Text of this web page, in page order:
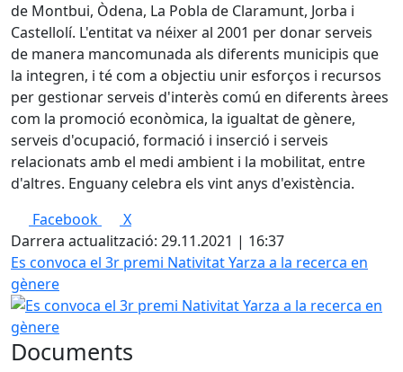
de Montbui, Òdena, La Pobla de Claramunt, Jorba i
Castellolí. L'entitat va néixer al 2001 per donar serveis
de manera mancomunada als diferents municipis que
la integren, i té com a objectiu unir esforços i recursos
per gestionar serveis d'interès comú en diferents àrees
com la promoció econòmica, la igualtat de gènere,
serveis d'ocupació, formació i inserció i serveis
relacionats amb el medi ambient i la mobilitat, entre
d'altres. Enguany celebra els vint anys d'existència.
Facebook
X
Darrera actualització: 29.11.2021 | 16:37
Es convoca el 3r premi Nativitat Yarza a la recerca en
gènere
Documents